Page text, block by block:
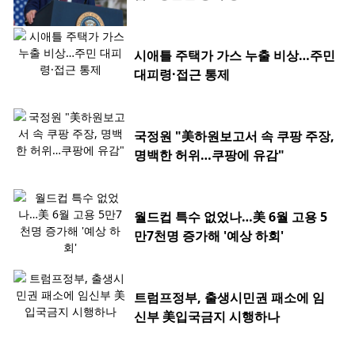
시애틀 주택가 가스 누출 비상…주민
대피령·접근 통제
국정원 "美하원보고서 속 쿠팡 주장,
명백한 허위…쿠팡에 유감"
월드컵 특수 없었나…美 6월 고용 5
만7천명 증가해 '예상 하회'
트럼프정부, 출생시민권 패소에 임
신부 美입국금지 시행하나